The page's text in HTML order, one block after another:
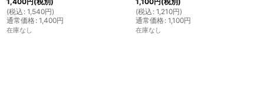
(税込 : 1,540円)
通常価格: 1,400円
在庫なし
(税込 : 1,210円)
通常価格: 1,100円
在庫なし